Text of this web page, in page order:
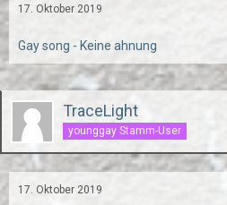
17. Oktober 2019
Gay song - Keine ahnung
TraceLight
younggay Stamm-User
17. Oktober 2019